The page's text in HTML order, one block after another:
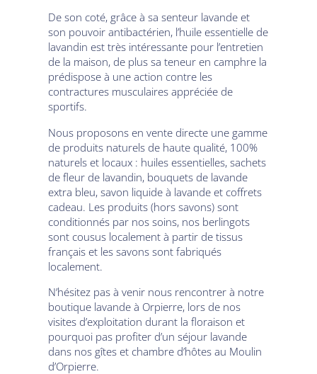
De son coté, grâce à sa senteur lavande et
son pouvoir antibactérien, l’huile essentielle de
lavandin est très intéressante pour l’entretien
de la maison, de plus sa teneur en camphre la
prédispose à une action contre les
contractures musculaires appréciée de
sportifs.
Nous proposons en vente directe une gamme
de produits naturels de haute qualité, 100%
naturels et locaux : huiles essentielles, sachets
de fleur de lavandin, bouquets de lavande
extra bleu, savon liquide à lavande et coffrets
cadeau. Les produits (hors savons) sont
conditionnés par nos soins, nos berlingots
sont cousus localement à partir de tissus
français et les savons sont fabriqués
localement.
N’hésitez pas à venir nous rencontrer à notre
boutique lavande à Orpierre, lors de nos
visites d’exploitation durant la floraison et
pourquoi pas profiter d’un séjour lavande
dans nos gîtes et chambre d’hôtes au Moulin
d’Orpierre.